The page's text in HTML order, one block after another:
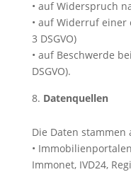
• auf Widerspruch
• auf Widerruf
3 DSGVO)
• auf Beschwerde
DSGVO).
Datenquellen
Die Daten stammen
•
Immonet, IVD24,